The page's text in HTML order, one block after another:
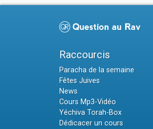
Raccourcis
Paracha de la semaine
Fêtes Juives
News
Cours Mp3-Vidéo
Yéchiva Torah-Box
Dédicacer un cours